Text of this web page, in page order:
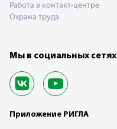
Работа в контакт-центре
Охрана труда
Мы в социальных сетях
Приложение РИГЛА